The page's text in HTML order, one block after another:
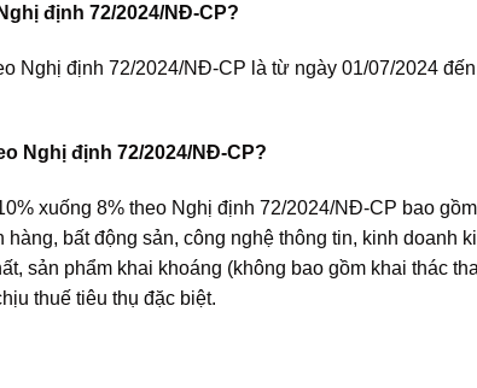
định 72/2024/NĐ-CP?
Nghị định 72/2024/NĐ-CP là từ ngày 01/07/2024
Nghị định 72/2024/NĐ-CP?
xuống 8% theo Nghị định 72/2024/NĐ-CP bao
bất động sản, công nghệ thông tin, kinh doanh
sản phẩm khai khoáng (không bao gồm khai thác
thuế tiêu thụ đặc biệt.